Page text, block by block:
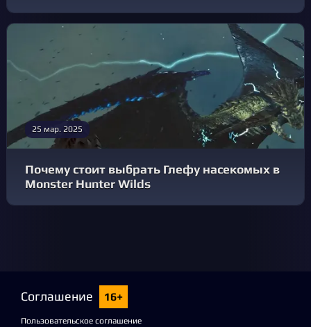
25 мар. 2025
Почему стоит выбрать Глефу насекомых в
Monster Hunter Wilds
Соглашение 16+
Пользовательское соглашение